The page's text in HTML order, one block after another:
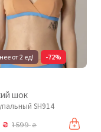
от 2 ед! -72%
шок
SH914
₴ 1 599₴